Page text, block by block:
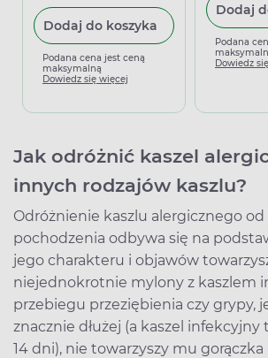
Dodaj do koszyka
Podana cena jest ceną
maksymalną
Dowiedz się więcej
Podana
Dowiedz
Jak odróżnić kaszel
innych rodzajów kaszlu?
Odróżnienie kaszlu alergicznego
pochodzenia odbywa się na
jego charakteru i objawów
niejednokrotnie mylony z kaszlem
przebiegu przeziębienia czy grypy,
znacznie dłużej (a kaszel
14 dni), nie towarzyszy mu